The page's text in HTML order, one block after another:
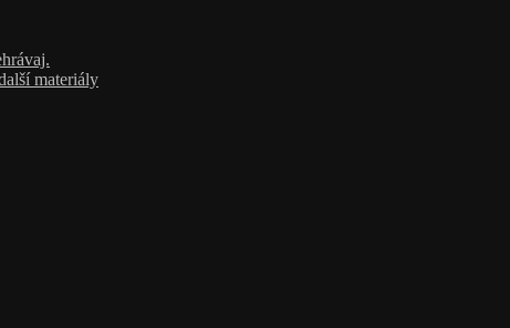
a albech s hlubším kontextem
materiály